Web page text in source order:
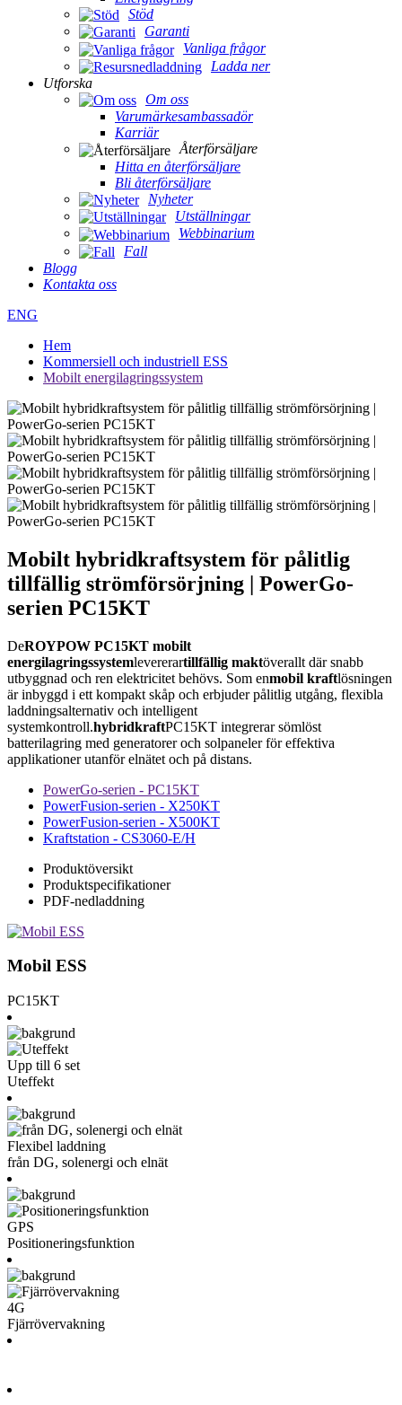
Stöd
Garanti
Vanliga frågor
Ladda ner
Utforska
Om oss
Varumärkesambassadör
Karriär
Återförsäljare
Hitta en återförsäljare
Bli återförsäljare
Nyheter
Utställningar
Webbinarium
Fall
Blogg
Kontakta oss
ENG
Hem
Kommersiell och industriell ESS
Mobilt energilagringssystem
Mobilt hybridkraftsystem för pålitlig
tillfällig strömförsörjning | PowerGo-
serien PC15KT
DeROYPOW PC15KT mobilt
energilagringssystemlevererartillfällig maktöverallt där snabb
utbyggnad och ren elektricitet behövs. Som enmobil kraftlösningen
är inbyggd i ett kompakt skåp och erbjuder pålitlig utgång, flexibla
laddningsalternativ och intelligent
systemkontroll.hybridkraftPC15KT integrerar sömlöst
batterilagring med generatorer och solpaneler för effektiva
applikationer utanför elnätet och på distans.
PowerGo-serien - PC15KT
PowerFusion-serien - X250KT
PowerFusion-serien - X500KT
Kraftstation - CS3060-E/H
Produktöversikt
Produktspecifikationer
PDF-nedladdning
Mobil ESS
PC15KT
Upp till 6 set
Uteffekt
Flexibel laddning
från DG, solenergi och elnät
GPS
Positioneringsfunktion
4G
Fjärrövervakning